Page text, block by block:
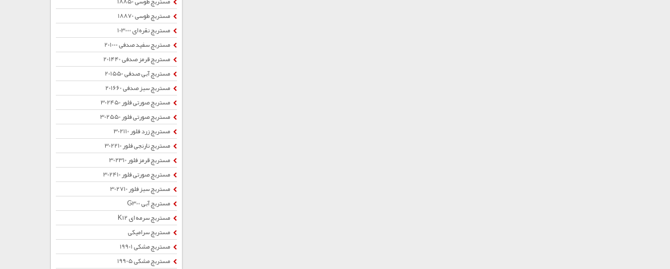
مستربچ طوسی 18870
مستربچ نقره ای 103000
مستربچ سفید صدفی 201000
مستربچ قرمز صدفی 201440
مستربچ آبی صدفی 201550
مستربچ سبز صدفی 201660
مستربچ صورتی فلور 302450
مستربچ صورتی فلور 302550
مستربچ زرد فلور 302110
مستربچ نارنجی فلور 302210
مستربچ قرمز فلور 302310
مستربچ صورتی فلور 302410
مستربچ سبز فلور 302710
مستربچ آبی G300
مستربچ سرمه ای K12
مستربچ سرامیکی
مستربچ مشکی 19901
مستربچ مشکی 19905